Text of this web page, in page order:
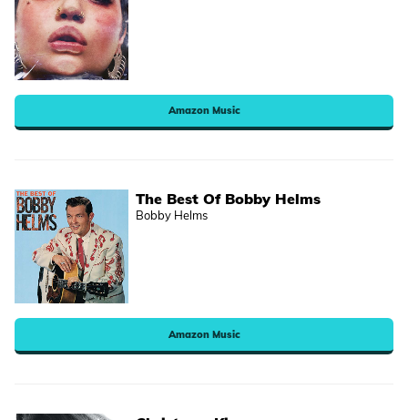
Amazon Music
The Best Of Bobby Helms
Bobby Helms
Amazon Music